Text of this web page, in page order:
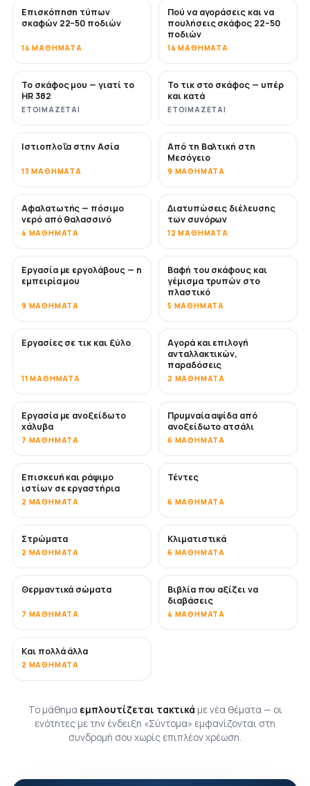
ΣΎΝΤΟΜΑ
Επισκόπηση τύπων
σκαφών 22–50 ποδιών
14 ΜΑΘΉΜΑΤΑ
ΣΎΝΤΟΜΑ
Πού να αγοράσεις και να
πουλήσεις σκάφος 22–50
ποδιών
14 ΜΑΘΉΜΑΤΑ
ΣΎΝΤΟΜΑ
Το σκάφος μου — γιατί το
HR 382
ΕΤΟΙΜΆΖΕΤΑΙ
ΣΎΝΤΟΜΑ
Το τικ στο σκάφος — υπέρ
και κατά
ΕΤΟΙΜΆΖΕΤΑΙ
ΣΎΝΤΟΜΑ
Ιστιοπλοΐα στην Ασία
13 ΜΑΘΉΜΑΤΑ
ΣΎΝΤΟΜΑ
Από τη Βαλτική στη
Μεσόγειο
9 ΜΑΘΉΜΑΤΑ
ΣΎΝΤΟΜΑ
Αφαλατωτής — πόσιμο
νερό από θαλασσινό
4 ΜΑΘΉΜΑΤΑ
Διατυπώσεις διέλευσης
των συνόρων
12 ΜΑΘΉΜΑΤΑ
ΣΎΝΤΟΜΑ
Εργασία με εργολάβους — η
εμπειρία μου
9 ΜΑΘΉΜΑΤΑ
ΣΎΝΤΟΜΑ
Βαφή του σκάφους και
γέμισμα τρυπών στο
πλαστικό
5 ΜΑΘΉΜΑΤΑ
Εργασίες σε τικ και ξύλο
11 ΜΑΘΉΜΑΤΑ
ΣΎΝΤΟΜΑ
Αγορά και επιλογή
ανταλλακτικών,
παραδόσεις
2 ΜΑΘΉΜΑΤΑ
ΣΎΝΤΟΜΑ
Εργασία με ανοξείδωτο
χάλυβα
7 ΜΑΘΉΜΑΤΑ
Πρυμναία αψίδα από
ανοξείδωτο ατσάλι
6 ΜΑΘΉΜΑΤΑ
ΣΎΝΤΟΜΑ
Επισκευή και ράψιμο
ιστίων σε εργαστήρια
2 ΜΑΘΉΜΑΤΑ
Τέντες
6 ΜΑΘΉΜΑΤΑ
Στρώματα
2 ΜΑΘΉΜΑΤΑ
ΣΎΝΤΟΜΑ
Κλιματιστικά
6 ΜΑΘΉΜΑΤΑ
ΣΎΝΤΟΜΑ
Θερμαντικά σώματα
7 ΜΑΘΉΜΑΤΑ
ΣΎΝΤΟΜΑ
Βιβλία που αξίζει να
διαβάσεις
4 ΜΑΘΉΜΑΤΑ
ΣΎΝΤΟΜΑ
Και πολλά άλλα
2 ΜΑΘΉΜΑΤΑ
Το μάθημα εμπλουτίζεται τακτικά με νέα θέματα — οι
ενότητες με την ένδειξη «Σύντομα» εμφανίζονται στη
συνδρομή σου χωρίς επιπλέον χρέωση.